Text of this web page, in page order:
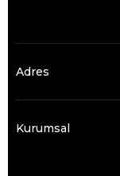
Adres
Kurumsal